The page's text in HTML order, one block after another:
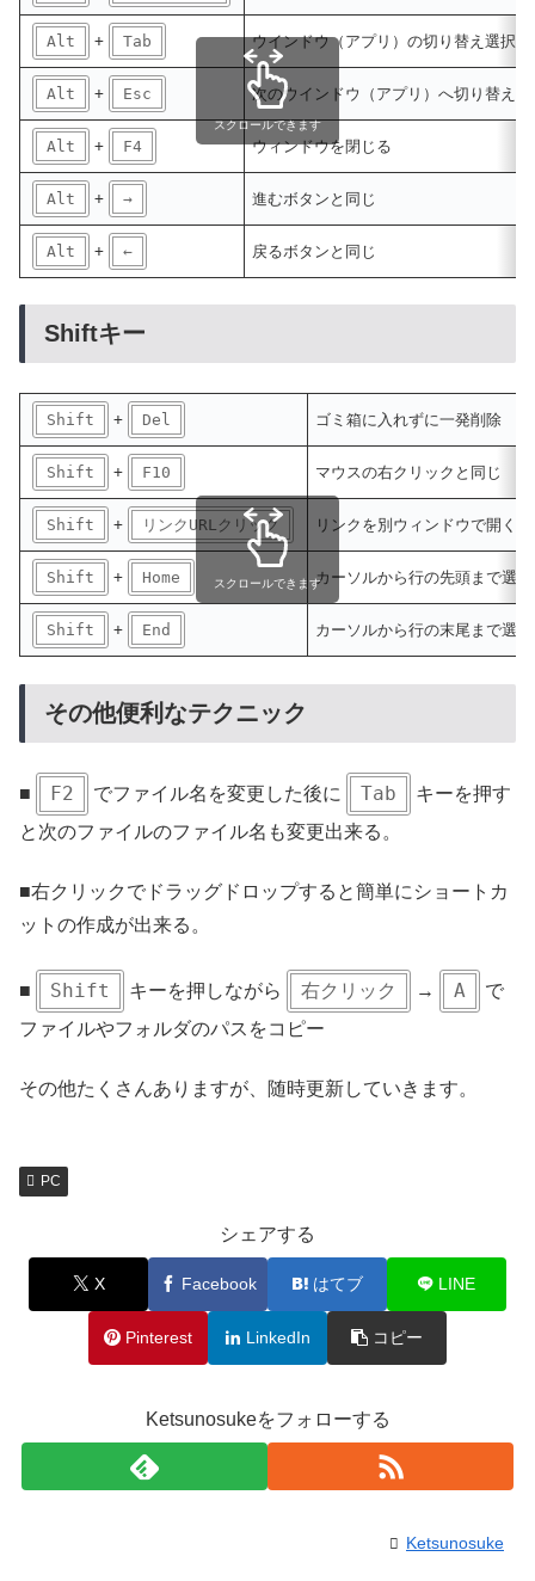
Alt + Tab ウインドウ（アプリ）の切り替え選択
Alt + Esc 次のウインドウ（アプリ）へ切り替える
Alt + F4 ウィンドウを閉じる
Alt + → 進むボタンと同じ
Alt + ← 戻るボタンと同じ
スクロールできます
Shiftキー
Shift + Del ゴミ箱に入れずに一発削除
Shift + F10 マウスの右クリックと同じ
Shift + リンクURLクリック リンクを別ウィンドウで開く
Shift + Home カーソルから行の先頭まで選択
Shift + End カーソルから行の末尾まで選択
スクロールできます
その他便利なテクニック
■ F2 でファイル名を変更した後に Tab
キーを押す
と次のファイルのファイル名も変更出来る。
■右クリックでドラッグドロップすると簡単にショートカ
ットの作成が出来る。
■ Shift キーを押しながら 右クリック → A
で
ファイルやフォルダのパスをコピー
その他たくさんありますが、随時更新していきます。
PC
シェアする
X Facebook はてブ LINE
Pinterest LinkedIn コピー
Ketsunosukeをフォローする
Ketsunosuke